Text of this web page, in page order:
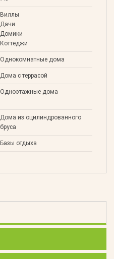
Виллы
Дачи
Домики
Коттеджи
Однокомнатные дома
Дома с террасой
Одноэтажные дома
Дома из оцилиндрованного
бруса
Базы отдыха